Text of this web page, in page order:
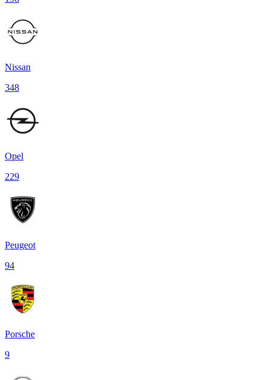
Nissan
348
Opel
229
Peugeot
94
Porsche
9